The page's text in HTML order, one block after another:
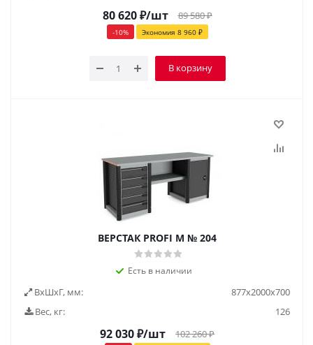
80 620₽/шт 89 580₽
-10% Экономия 8 960₽
В корзину
ВЕРСТАК PROFI M № 204
Есть в наличии
ВxШxГ, мм:
877x2000x700
Вес, кг:
126
92 030₽/шт 102 260₽